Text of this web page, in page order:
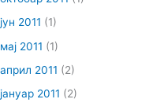
јун 2011 (1)
мај 2011 (1)
април 2011 (2)
јануар 2011 (2)